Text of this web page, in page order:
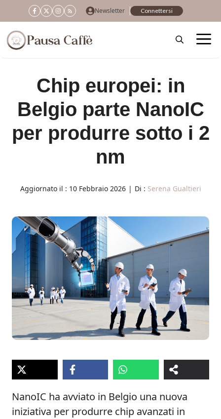
al
contenuto
Newsletter Connettersi
Chip europei: in
Belgio parte NanoIC
per produrre sotto i 2
nm
Aggiornato il : 10 Febbraio 2026 | Di : Serena Gualtieri
NanoIC ha avviato in Belgio una nuova
iniziativa per produrre chip avanzati in